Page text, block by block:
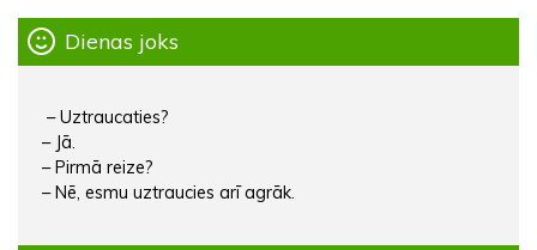
Dienas joks
– Uztraucaties?
– Jā.
– Pirmā reize?
– Nē, esmu uztraucies arī agrāk.